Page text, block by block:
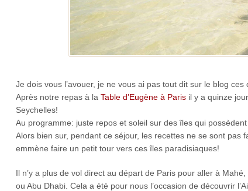
Je dois vous l’avouer, je ne vous ai pas tout dit sur le blog ces
Après notre repas à la Table d’Eugène à Parisil y a quinze
Seychelles!
Au programme: juste repos et soleil sur des îles qui
Alors bien sur, pendant ce séjour, les recettes ne se sont
emmène faire un petit tour vers ces îles paradisiaques!
Il n’y a plus de vol direct au départ de Paris pour aller à
ou Abu Dhabi. Cela a été pour nous l’occasion de découvrir